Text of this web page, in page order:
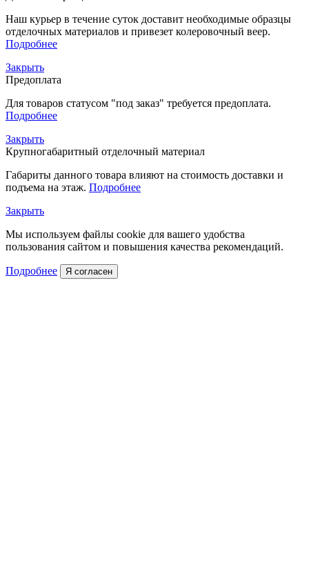
Наш курьер в течение суток доставит необходимые образцы
отделочных материалов и привезет колеровочный веер.
Подробнее
Закрыть
Предоплата
Для товаров статусом "под заказ" требуется предоплата.
Подробнее
Закрыть
Крупногабаритный отделочный материал
Габариты данного товара влияют на стоимость доставки и
подъема на этаж. Подробнее
Закрыть
Мы используем файлы cookie для вашего удобства
пользования сайтом и повышения качества рекомендаций.
Подробнее Я согласен